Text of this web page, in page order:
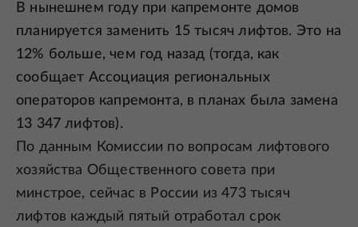
В нынешнем году при капремонте домов
планируется заменить 15 тысяч лифтов. Это на
12% больше, чем год назад (тогда, как
сообщает Ассоциация региональных
операторов капремонта, в планах была замена
13 347 лифтов).
По данным Комиссии по вопросам лифтового
хозяйства Общественного совета при
минстрое, сейчас в России из 473 тысяч
лифтов каждый пятый отработал срок